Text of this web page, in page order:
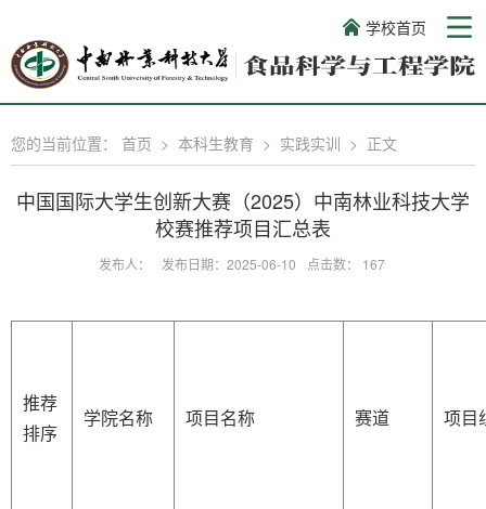
学校首页
您的当前位置： 首页 > 本科生教育 > 实践实训 > 正文
中国国际大学生创新大赛（2025）中南林业科技大学
校赛推荐项目汇总表
发布人： 发布日期：2025-06-10 点击数： 167
推荐
排序
学院名称 项目名称 赛道 项目